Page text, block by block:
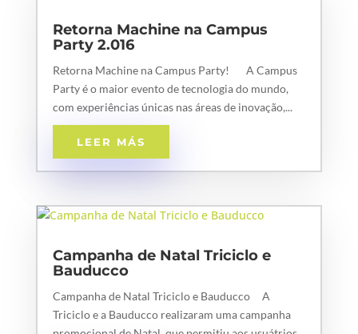
Retorna Machine na Campus
Party 2.016
Retorna Machine na Campus Party! A Campus
Party é o maior evento de tecnologia do mundo,
com experiências únicas nas áreas de inovação,...
LEER MÁS
Campanha de Natal Triciclo e
Bauducco
Campanha de Natal Triciclo e Bauducco A
Triciclo e a Bauducco realizaram uma campanha